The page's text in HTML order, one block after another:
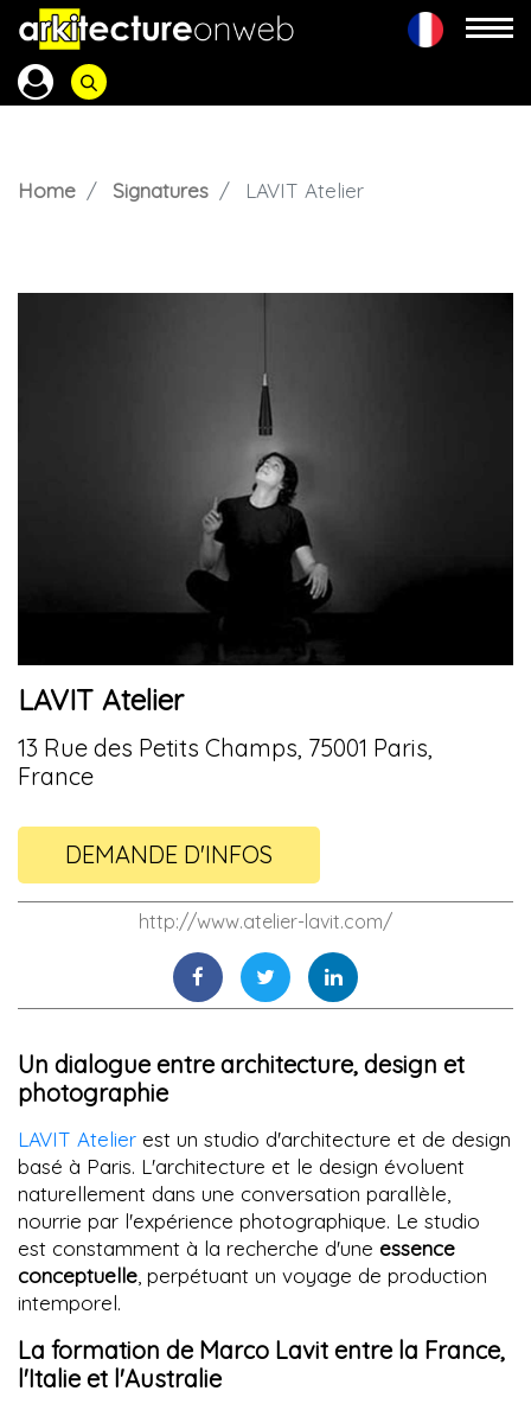
Home Signatures LAVIT Atelier
LAVIT Atelier
13 Rue des Petits Champs, 75001 Paris,
France
DEMANDE D'INFOS
http://www.atelier-lavit.com/
Un dialogue entre architecture, design et
photographie
LAVIT Atelier est un studio d'architecture et de design
basé à Paris. L'architecture et le design évoluent
naturellement dans une conversation parallèle,
nourrie par l'expérience photographique. Le studio
est constamment à la recherche d'une essence
conceptuelle , perpétuant un voyage de production
intemporel.
La formation de Marco Lavit entre la France,
l'Italie et l'Australie